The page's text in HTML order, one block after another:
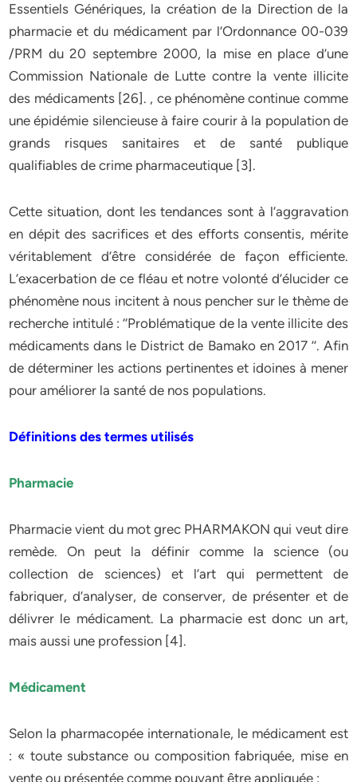
Essentiels Génériques, la création de la Direction de la
pharmacie et du médicament par l’Ordonnance 00-039
/PRM du 20 septembre 2000, la mise en place d’une
Commission Nationale de Lutte contre la vente illicite
des médicaments [26]. , ce phénomène continue comme
une épidémie silencieuse à faire courir à la population de
grands risques sanitaires et de santé publique
qualifiables de crime pharmaceutique [3].
Cette situation, dont les tendances sont à l’aggravation
en dépit des sacrifices et des efforts consentis, mérite
véritablement d’être considérée de façon efficiente.
L’exacerbation de ce fléau et notre volonté d’élucider ce
phénomène nous incitent à nous pencher sur le thème de
recherche intitulé : ‘‘Problématique de la vente illicite des
médicaments dans le District de Bamako en 2017 ’’. Afin
de déterminer les actions pertinentes et idoines à mener
pour améliorer la santé de nos populations.
Définitions des termes utilisés
Pharmacie
Pharmacie vient du mot grec PHARMAKON qui veut dire
remède. On peut la définir comme la science (ou
collection de sciences) et l’art qui permettent de
fabriquer, d’analyser, de conserver, de présenter et de
délivrer le médicament. La pharmacie est donc un art,
mais aussi une profession [4].
Médicament
Selon la pharmacopée internationale, le médicament est
: « toute substance ou composition fabriquée, mise en
vente ou présentée comme pouvant être appliquée :